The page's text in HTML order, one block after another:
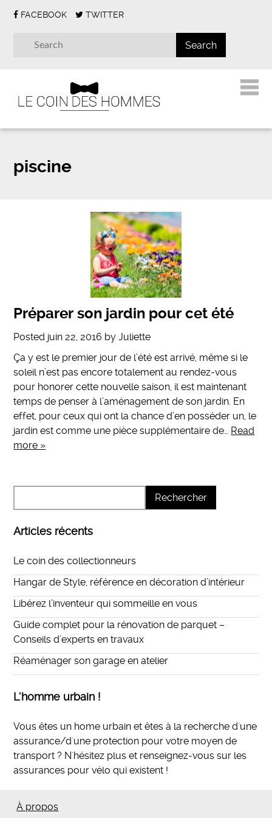
FACEBOOK TWITTER
piscine
Préparer son jardin pour cet été
Posted juin 22, 2016 byJuliette
Ça y est le premier jour de l’été est arrivé, même si le
soleil n’est pas encore totalement au rendez-vous
pour honorer cette nouvelle saison, il est maintenant
temps de penser à l’aménagement de son jardin. En
effet, pour ceux qui ont la chance d’en posséder un, le
jardin est comme une pièce supplémentaire de… Read
more »
Articles récents
Le coin des collectionneurs
Hangar de Style, référence en décoration d’intérieur
Libérez l’inventeur qui sommeille en vous
Guide complet pour la rénovation de parquet –
Conseils d’experts en travaux
Réaménager son garage en atelier
L’homme urbain !
Vous êtes un home urbain et êtes à la recherche d'une
assurance/d'une protection pour votre moyen de
transport ? N'hésitez plus et renseignez-vous sur les
assurances pour vélo qui existent !
À propos